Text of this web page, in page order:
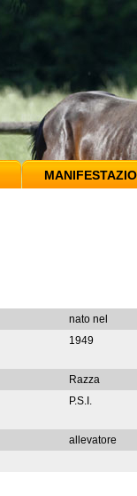
nato nel
1949
Razza
P.S.I.
allevatore